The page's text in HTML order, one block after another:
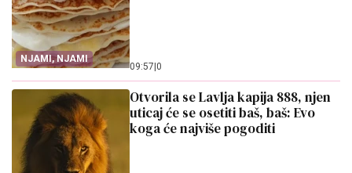
NJAMI, NJAMI
09:57 0
Otvorila se Lavlja kapija 888, njen
uticaj će se osetiti baš, baš: Evo
koga će najviše pogoditi